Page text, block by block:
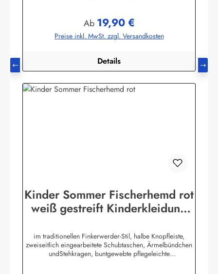
GmbHHeglitzer Str. 1226409 Wittmundinfo@modas-
bekleidung.de
Regulärer Preis:
Ab 19,90 €
Preise inkl. MwSt. zzgl. Versandkosten
Details
Kinder Sommer Fischerhemd rot
weiß gestreift Kinderkleidung
im traditionellen Finkerwerder-Stil, halbe Knopfleiste,
zweiseitlich eingearbeitete Schubtaschen, Ärmelbündchen
undStehkragen, buntgewebte pflegeleichte